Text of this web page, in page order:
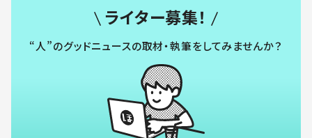
ライター募集！
“人”のグッドニュースの取材・執筆をしてみませんか？